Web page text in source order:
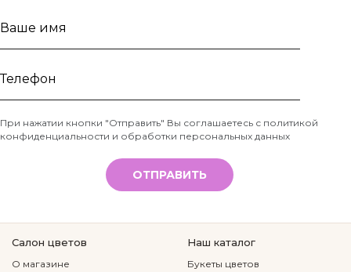
Ваше
Телефон
*
При нажатии кнопки "Отправить" Вы соглашаетесь с политикой
конфиденциальности и обработки персональных данных
ОТПРАВИТЬ
Салон цветов
О магазине
Наш каталог
Букеты цветов